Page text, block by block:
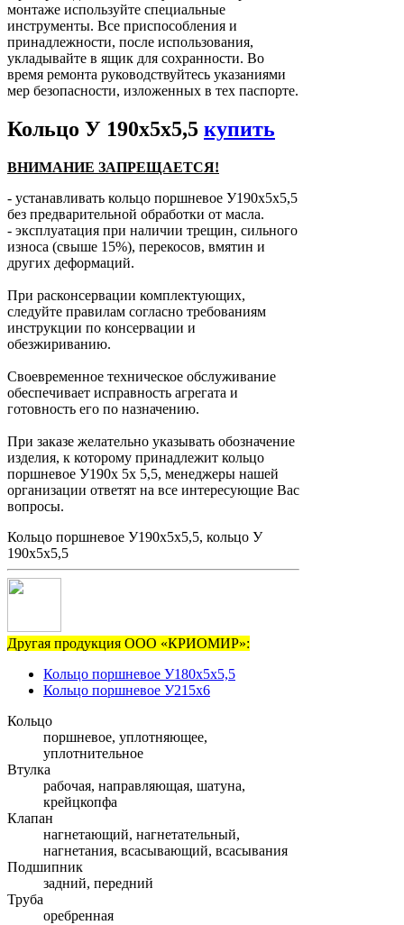
монтаже используйте специальные
инструменты. Все приспособления и
принадлежности, после использования,
укладывайте в ящик для сохранности. Во
время ремонта руководствуйтесь указаниями
мер безопасности, изложенных в тех паспорте.
Кольцо У 190х5х5,5 купить
ВНИМАНИЕ ЗАПРЕЩАЕТСЯ!
- устанавливать кольцо поршневое У190х5х5,5
без предварительной обработки от масла.
- эксплуатация при наличии трещин, сильного
износа (свыше 15%), перекосов, вмятин и
других деформаций.
При расконсервации комплектующих,
следуйте правилам согласно требованиям
инструкции по консервации и
обезжириванию.
Своевременное техническое обслуживание
обеспечивает исправность агрегата и
готовность его по назначению.
При заказе желательно указывать обозначение
изделия, к которому принадлежит кольцо
поршневое У190х 5х 5,5, менеджеры нашей
организации ответят на все интересующие Вас
вопросы.
Кольцо поршневое У190х5х5,5, кольцо У
190х5х5,5
Другая продукция ООО «КРИОМИР»:
Кольцо поршневое У180х5х5,5
Кольцо поршневое У215х6
Кольцо
поршневое, уплотняющее,
уплотнительное
Втулка
рабочая, направляющая, шатуна,
крейцкопфа
Клапан
нагнетающий, нагнетательный,
нагнетания, всасывающий, всасывания
Подшипник
задний, передний
Труба
оребренная